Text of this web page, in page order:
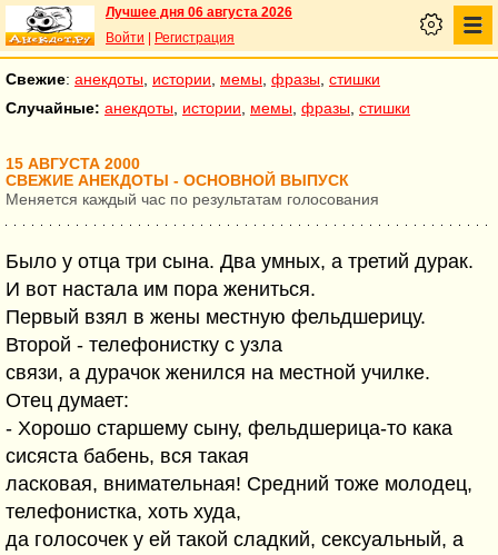
Лучшее дня 06 августа 2026
Войти
Регистрация
Свежие: анекдоты истории мемы фразы стишки
Случайные: анекдоты истории мемы фразы стишки
15 АВГУСТА 2000
СВЕЖИЕ АНЕКДОТЫ - ОСНОВНОЙ ВЫПУСК
Меняется каждый час по результатам голосования
Было у отца три сына. Два умных, а третий дурак.
И вот настала им пора жениться.
Первый взял в жены местную фельдшерицу.
Второй - телефонистку с узла
связи, а дурачок женился на местной училке.
Отец думает:
- Хорошо старшему сыну, фельдшерица-то кака
сисяста бабень, вся такая
ласковая, внимательная! Средний тоже молодец,
телефонистка, хоть худа,
да голосочек у ей такой сладкий, сексуальный, а